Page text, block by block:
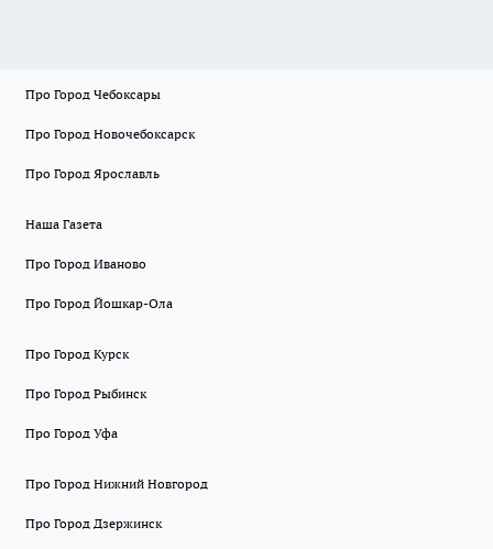
Про Город Чебоксары
Про Город Новочебоксарск
Про Город Ярославль
Наша Газета
Про Город Иваново
Про Город Йошкар-Ола
Про Город Курск
Про Город Рыбинск
Про Город Уфа
Про Город Нижний Новгород
Про Город Дзержинск